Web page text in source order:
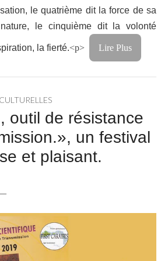
le quatrième dit la force de sa
le cinquième dit la volonté
la fierté.<p> Lire Plus
outil de résistance
un festival
et plaisant.